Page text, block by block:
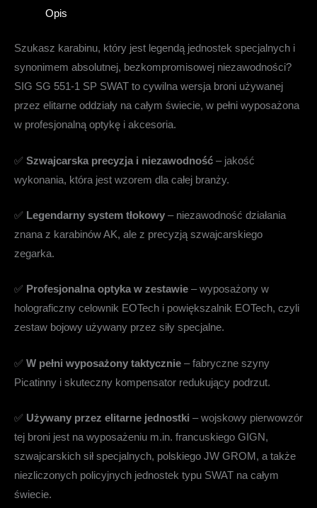
Opis
Szukasz karabinu, który jest legendą jednostek specjalnych i
synonimem absolutnej, bezkompromisowej niezawodności?
SIG SG 551-1 SP SWAT to cywilna wersja broni używanej
przez elitarne oddziały na całym świecie, w pełni wyposażona
w profesjonalną optykę i akcesoria.
✅ Szwajcarska precyzja i niezawodność – jakość
wykonania, która jest wzorem dla całej branży.
✅ Legendarny system tłokowy – niezawodność działania
znana z karabinów AK, ale z precyzją szwajcarskiego
zegarka.
✅ Profesjonalna optyka w zestawie – wyposażony w
holograficzny celownik EOTech i powiększalnik EOTech, czyli
zestaw bojowy używany przez siły specjalne.
✅ W pełni wyposażony taktycznie – fabryczne szyny
Picatinny i skuteczny kompensator redukujący podrzut.
✅ Używany przez elitarne jednostki – wojskowy pierwowzór
tej broni jest na wyposażeniu m.in. francuskiego GIGN,
szwajcarskich sił specjalnych, polskiego JW GROM, a także
niezliczonych policyjnych jednostek typu SWAT na całym
świecie.